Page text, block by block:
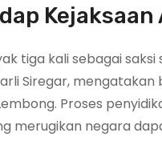
Kejaksaan
tiga kali sebagai
Siregar,
Proses
merugikan negara